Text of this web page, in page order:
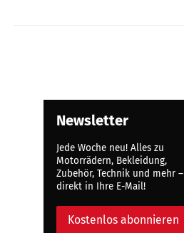
Newsletter
Jede Woche neu! Alles zu
Motorrädern, Bekleidung,
Zubehör, Technik und mehr –
direkt in Ihre E-Mail!
Kostenlos abonnieren